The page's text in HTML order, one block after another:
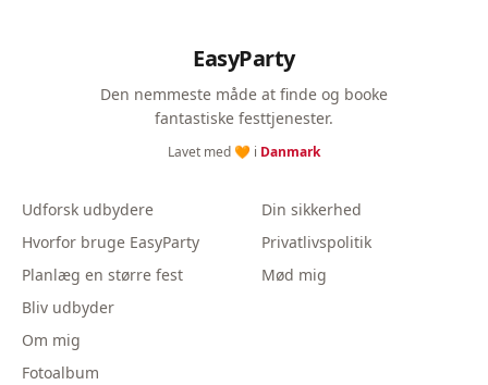
EasyParty
Den nemmeste måde at finde og booke
fantastiske festtjenester.
Lavet med 🧡 i Danmark
Udforsk udbydere
Hvorfor bruge EasyParty
Planlæg en større fest
Bliv udbyder
Om mig
Fotoalbum
Din sikkerhed
Privatlivspolitik
Mød mig